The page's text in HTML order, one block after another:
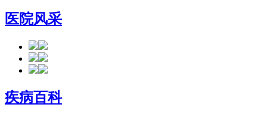
医院风采
疾病百科